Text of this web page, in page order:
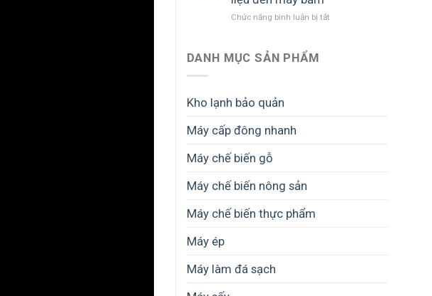
bao
Chức năng bình luận bị tắtở
DANH MỤC SẢN PHẨM
Kho lạnh bảo quản
Máy cấp đông nhanh
Máy chế biến gỗ
Máy chế biến nông sản
Máy chế biến thực phẩm
Máy ép
Máy làm đá sạch